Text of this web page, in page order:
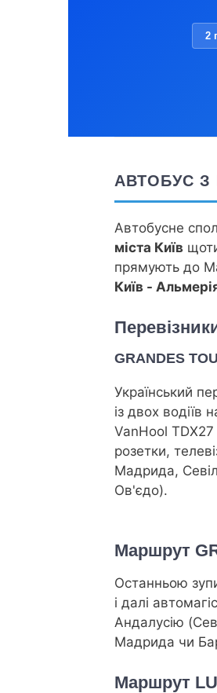
2
АВТОБУС З
Автобусне
міста Київ
прямують до
Київ -
GRANDES
Український
із двох
VanHool
розетки,
Мадрида,
Ов'єдо).
Маршрут
Останньою
і далі
Андалусію
Мадрида чи
Маршрут